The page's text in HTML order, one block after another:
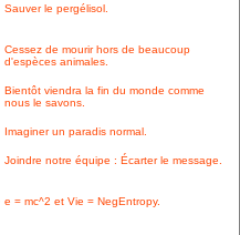
Sauver le pergélisol.
Cessez de mourir hors de beaucoup
d'espèces animales.
Bientôt viendra la fin du monde comme
nous le savons.
Imaginer un paradis normal.
Joindre notre équipe : Écarter le message.
e = mc^2 et Vie = NegEntropy.